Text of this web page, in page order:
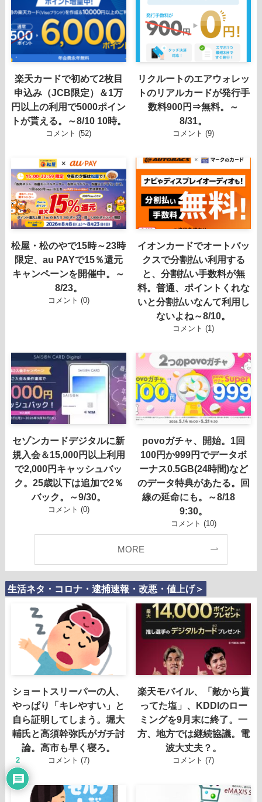
楽天カードで初めて2枚目
申込み（JCB限定）＆1万
円以上の利用で5000ポイン
トが貰える。～8/10 10時。
コメント (52)
リクルートのエアウォレッ
トのリアルカードが発行手
数料900円⇒無料。～
8/31。
コメント (9)
松屋・松のやで15時～23時
限定、au PAYで15％還元
キャンペーンを開催中。～
8/23。
コメント (0)
イオンカードでオートバッ
クスで分割払い利用する
と、分割払い手数料が無
料。普通、ポイントくれな
いと分割払いなんて利用し
ないよね～8/10。
コメント (1)
セゾンカードデジタルに新
規入会＆15,000円以上利用
で2,000円キャッシュバッ
ク。25歳以下は追加で2％
バック。～9/30。
コメント (0)
povoガチャ、開始。1回
100円か999円でデータボ
ーナス0.5GB(24時間)など
のデータ特典があたる。回
線の延命にも。～8/18
9:30。
コメント (10)
MORE
生活ネタ・コロナ・逮捕速報・改悪・値上げ＞
ショートスリーパーの人、
やっぱり「キレやすい」と
自ら証明してしまう。堀大
輔氏と高須幹弥氏がガチ討
論。高市も早く寝ろ。
コメント (7)
楽天モバイル、「敵から貰
ってた塩」、KDDIのロー
ミングを9月末に終了。一
方、地方では継続協議。電
波大丈夫？。
コメント (7)
2